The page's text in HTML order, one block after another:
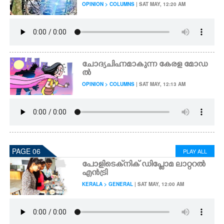
OPINION > COLUMNS | SAT MAY, 12:20 AM
ചോദ്യചിഹ്നമാകുന്ന കേരള മോഡ
ൽ
OPINION > COLUMNS | SAT MAY, 12:13 AM
PAGE 06 PLAY ALL
പോളിടെക്‌നിക് ഡിപ്ലോമ ലാറ്ററൽ
എൻട്രി
KERALA > GENERAL | SAT MAY, 12:00 AM